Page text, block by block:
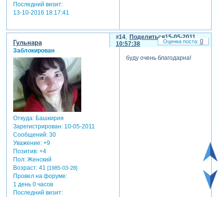
Последний визит:
13-10-2016 18:17:41
Поделиться
14
15-05-2011
10:57:38
Гульнара
Заблокирован
Откуда:Башкирия
Зарегистрирован: 10-05-2011
Сообщений:30
Уважение: +9
Позитив: +4
Пол:Женский
Возраст:41 [1985-03-28]
Провел на форуме:
1 день 0 часов
Последний визит:
буду очень благодарна!
0